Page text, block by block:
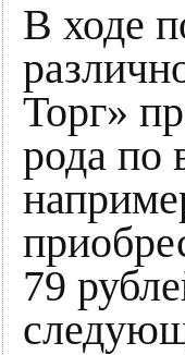
В ходе
Торг»
рода по
79